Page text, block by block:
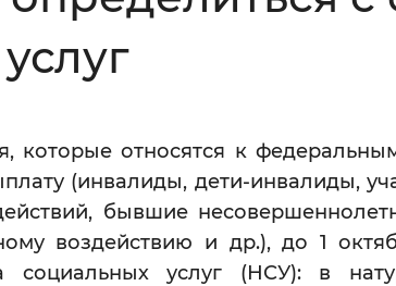
Воспроизвести
которые относятся к
(инвалиды, дети-инвалиды,
бывшие
воздействию и др.), до 1
социальных услуг (НСУ): в